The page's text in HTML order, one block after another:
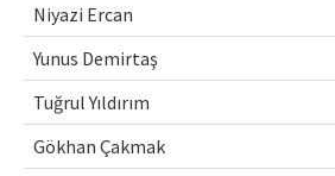
Niyazi Ercan
Yunus Demirtaş
Tuğrul Yıldırım
Gökhan Çakmak